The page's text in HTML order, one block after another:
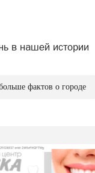
в нашей истории
фактов о городе